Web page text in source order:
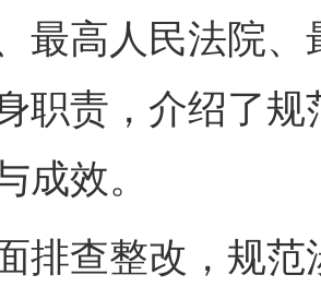
最高人民法院
职责，介绍了
成效。
查整改，规范